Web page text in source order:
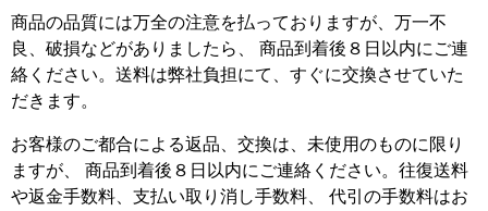
商品の品質には万全の注意を払っておりますが、万一不
良、破損などがありましたら、 商品到着後８日以内にご連
絡ください。送料は弊社負担にて、すぐに交換させていた
だきます。
お客様のご都合による返品、交換は、未使用のものに限り
ますが、
商品到着後８日以内にご連絡ください。往復送料
や返金手数料、支払い取り消し手数料、 代引の手数料はお